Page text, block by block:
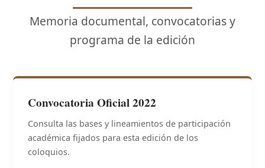
Memoria documental, convocatorias y
programa de la edición
Convocatoria Oficial 2022
Consulta las bases y lineamientos de participación
académica fijados para esta edición de los
coloquios.